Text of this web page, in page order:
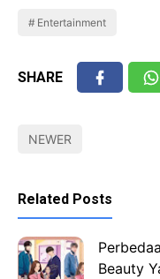
Entertainment
SHARE
NEWER
Related Posts
Beauty